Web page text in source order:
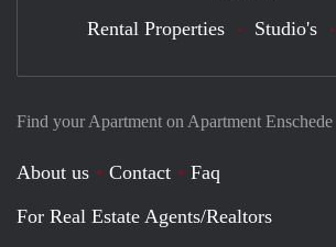
Find your Apartment on Apartment Enschede
About us Contact
Faq
For Real Estate Agents/Realtors
Rental Properties Studio's